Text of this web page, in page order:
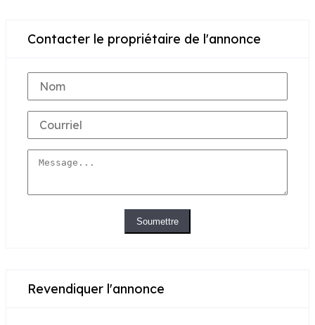
Contacter le propriétaire de l'annonce
Soumettre
Revendiquer l'annonce